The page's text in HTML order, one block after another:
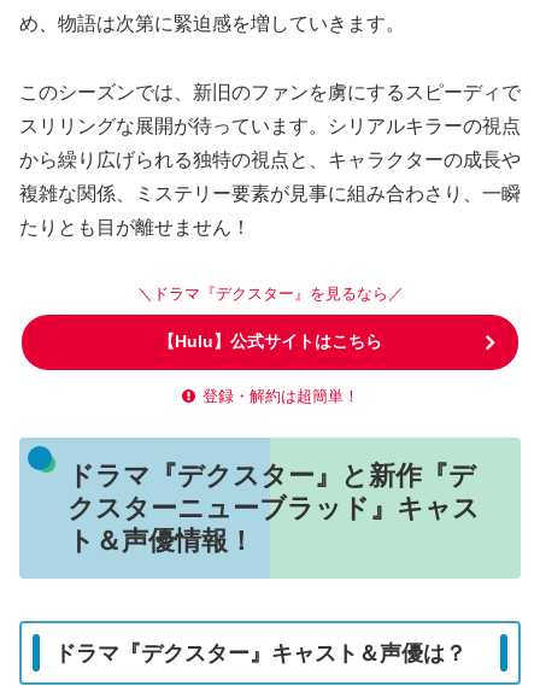
め、物語は次第に緊迫感を増していきます。
このシーズンでは、新旧のファンを虜にするスピーディで
スリリングな展開が待っています。シリアルキラーの視点
から繰り広げられる独特の視点と、キャラクターの成長や
複雑な関係、ミステリー要素が見事に組み合わさり、一瞬
たりとも目が離せません！
＼ドラマ『デクスター』を見るなら／
【Hulu】公式サイトはこちら
登録・解約は超簡単！
ドラマ『デクスター』と新作『デ
クスターニューブラッド』キャス
ト＆声優情報！
ドラマ『デクスター』キャスト＆声優は？